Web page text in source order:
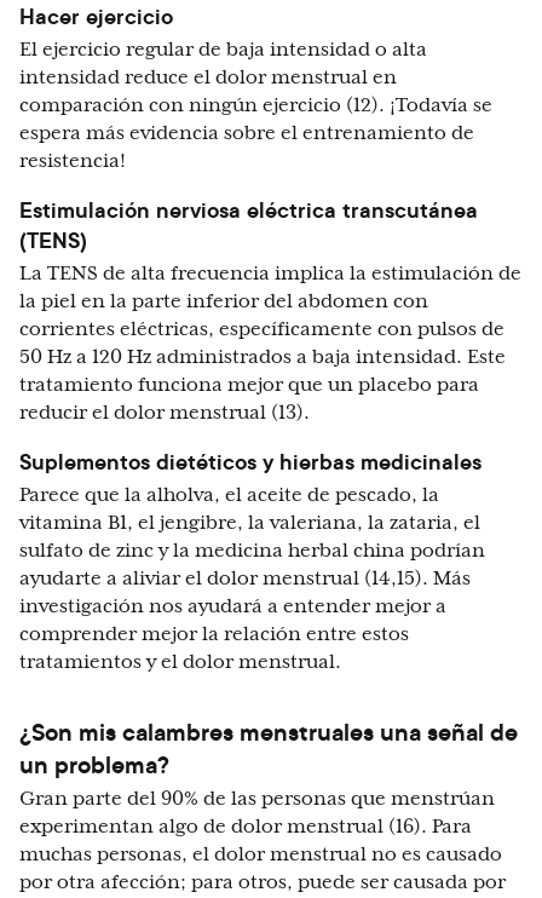
Hacer ejercicio
El ejercicio regular de baja intensidad o alta
intensidad reduce el dolor menstrual en
comparación con ningún ejercicio (12). ¡Todavía se
espera más evidencia sobre el entrenamiento de
resistencia!
Estimulación nerviosa eléctrica transcutánea
(TENS)
La TENS de alta frecuencia implica la estimulación de
la piel en la parte inferior del abdomen con
corrientes eléctricas, específicamente con pulsos de
50 Hz a 120 Hz administrados a baja intensidad. Este
tratamiento funciona mejor que un placebo para
reducir el dolor menstrual (13).
Suplementos dietéticos y hierbas medicinales
Parece que la alholva, el aceite de pescado, la
vitamina B1, el jengibre, la valeriana, la zataria, el
sulfato de zinc y la medicina herbal china podrían
ayudarte a aliviar el dolor menstrual (14,15). Más
investigación nos ayudará a entender mejor a
comprender mejor la relación entre estos
tratamientos y el dolor menstrual.
¿Son mis calambres menstruales una señal de
un problema?
Gran parte del 90% de las personas que menstrúan
experimentan algo de dolor menstrual (16). Para
muchas personas, el dolor menstrual no es causado
por otra afección; para otros, puede ser causada por